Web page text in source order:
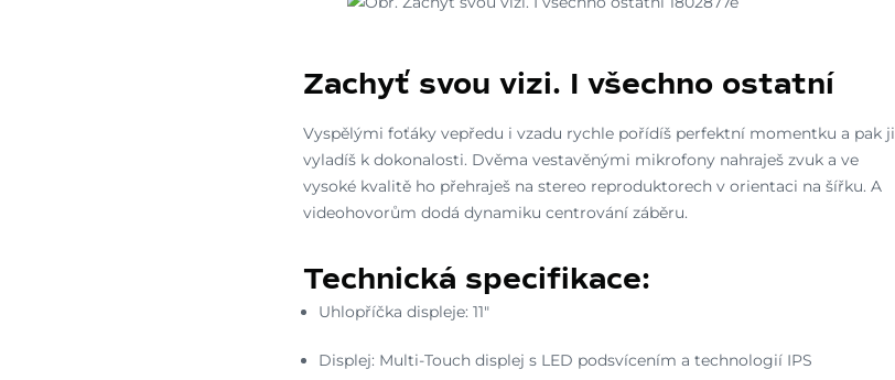
Zachyť svou vizi. I všechno ostatní
Vyspělými foťáky vepředu i vzadu rychle pořídíš perfektní momentku a pak ji
vyladíš k dokonalosti. Dvěma vestavěnými mikrofony nahraješ zvuk a ve
vysoké kvalitě ho přehraješ na stereo reproduktorech v orientaci na šířku. A
videohovorům dodá dynamiku centrování záběru.
Technická specifikace:
Uhlopříčka displeje: 11"
Displej: Multi-Touch displej s LED podsvícením a technologií IPS